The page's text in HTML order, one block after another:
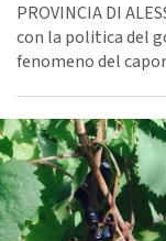
PROVINCIA DI
con la politica del
fenomeno del